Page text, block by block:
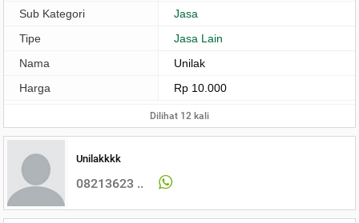
Sub Kategori
Jasa
Tipe
Jasa Lain
Nama
Unilak
Harga
Rp 10.000
Dilihat 12 kali
Unilakkkk
08213623 ..